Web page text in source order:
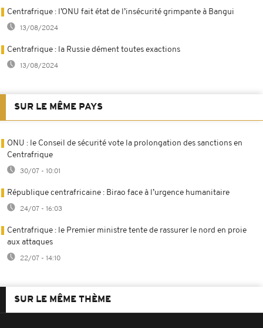
Centrafrique : l’ONU fait état de l’insécurité grimpante à Bangui
13/08/2024
Centrafrique : la Russie dément toutes exactions
13/08/2024
SUR LE MÊME PAYS
ONU : le Conseil de sécurité vote la prolongation des sanctions en
Centrafrique
30/07 - 10:01
République centrafricaine : Birao face à l’urgence humanitaire
24/07 - 16:03
Centrafrique : le Premier ministre tente de rassurer le nord en proie
aux attaques
22/07 - 14:10
SUR LE MÊME THÈME